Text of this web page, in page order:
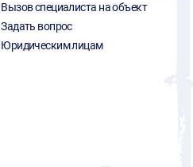
Вызов специалиста на объект
Задать вопрос
Юридическим лицам